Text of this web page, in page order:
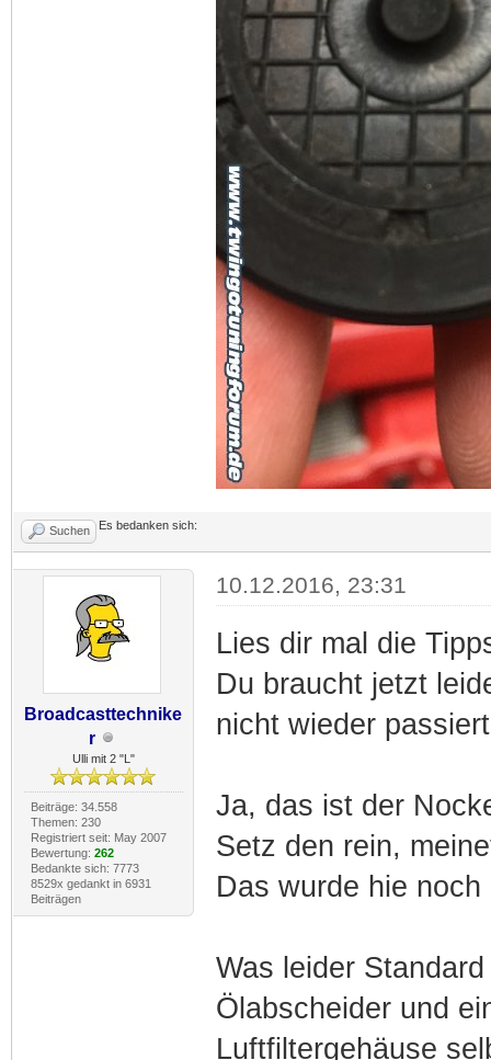
Suchen Es bedanken sich:
Broadcasttechnike
r
Ulli mit 2 "L"
Beiträge: 34.558
Themen: 230
Registriert seit: May 2007
Bewertung: 262
Bedankte sich: 7773
8529x gedankt in 6931
Beiträgen
10.12.2016, 23:31
Lies dir mal die
Du braucht jetzt
nicht wieder
Ja, das ist der
Setz den rein,
Das wurde hie
Was leider
Ölabscheider und
Luftfiltergehäuse